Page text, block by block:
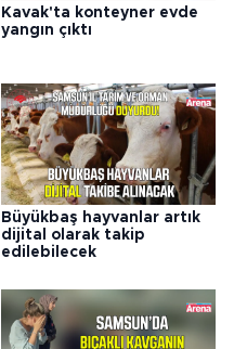
Kavak'ta konteyner evde
yangın çıktı
Büyükbaş hayvanlar artık
dijital olarak takip
edilebilecek